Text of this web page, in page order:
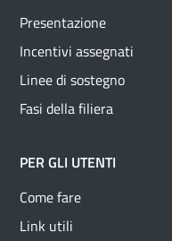
Presentazione
Incentivi assegnati
Linee di sostegno
Fasi della filiera
PER GLI UTENTI
Come fare
Link utili